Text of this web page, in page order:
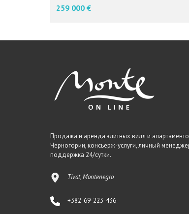
259 000 €
Продажа и аренда элитных вилл и
Черногории, консьерж-услуги, личный
поддержка 24/сутки.
Tivat, Montenegro
+382-69-223-436